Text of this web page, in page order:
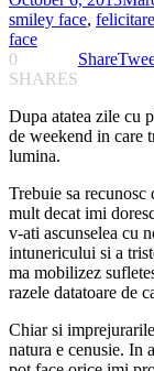
smiley face,
face
0
SHARES
Share
Dupa atatea zile cu
de weekend in care
lumina.
Trebuie sa recunosc
mult decat imi
v-ati ascunselea cu
intunericului si a
ma mobilizez
razele datatoare de
Chiar si
natura e cenusie. In